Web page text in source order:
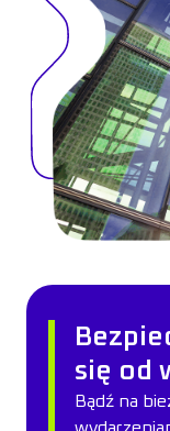
się od
Bądź na